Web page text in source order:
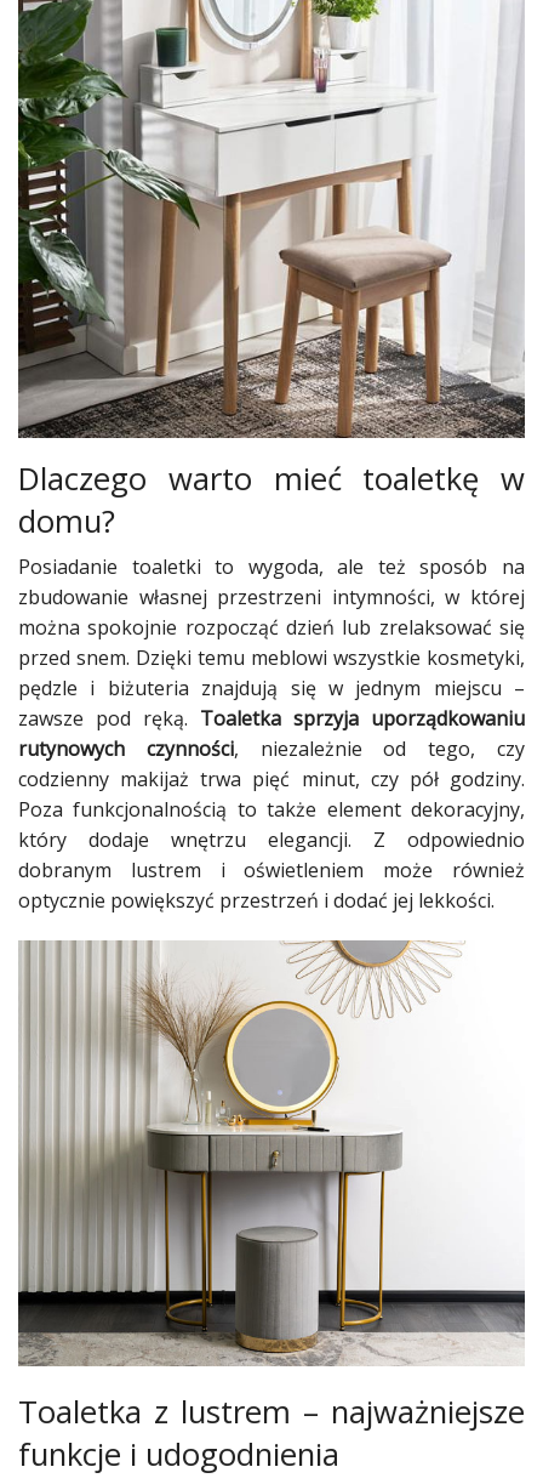
Dlaczego warto mieć toaletkę w
domu?
Posiadanie toaletki to wygoda, ale też sposób na
zbudowanie własnej przestrzeni intymności, w której
można spokojnie rozpocząć dzień lub zrelaksować się
przed snem. Dzięki temu meblowi wszystkie kosmetyki,
pędzle i biżuteria znajdują się w jednym miejscu –
zawsze pod ręką. Toaletka sprzyja uporządkowaniu
rutynowych czynności, niezależnie od tego, czy
codzienny makijaż trwa pięć minut, czy pół godziny.
Poza funkcjonalnością to także element dekoracyjny,
który dodaje wnętrzu elegancji. Z odpowiednio
dobranym lustrem i oświetleniem może również
optycznie powiększyć przestrzeń i dodać jej lekkości.
Toaletka z lustrem – najważniejsze
funkcje i udogodnienia